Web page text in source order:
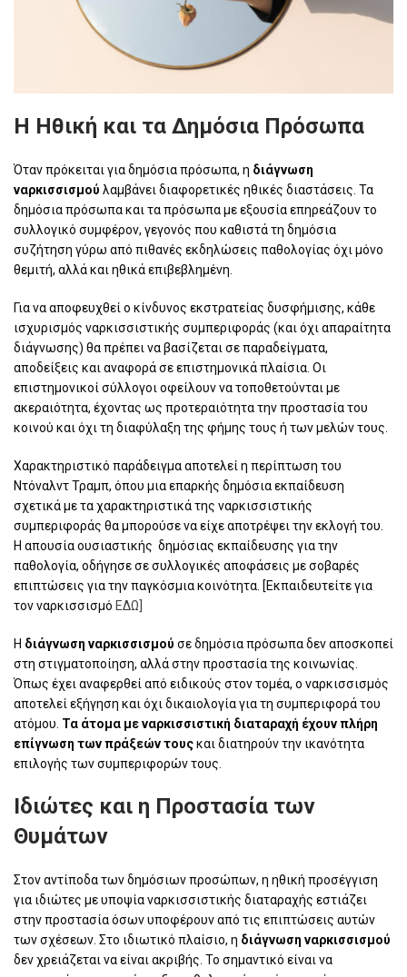
Η Ηθική και τα Δημόσια Πρόσωπα
Όταν πρόκειται για δημόσια πρόσωπα, η διάγνωση
ναρκισσισμού λαμβάνει διαφορετικές ηθικές διαστάσεις. Τα
δημόσια πρόσωπα και τα πρόσωπα με εξουσία επηρεάζουν το
συλλογικό συμφέρον, γεγονός που καθιστά τη δημόσια
συζήτηση γύρω από πιθανές εκδηλώσεις παθολογίας όχι μόνο
θεμιτή, αλλά και ηθικά επιβεβλημένη.
Για να αποφευχθεί ο κίνδυνος εκστρατείας δυσφήμισης, κάθε
ισχυρισμός ναρκισσιστικής συμπεριφοράς (και όχι απαραίτητα
διάγνωσης) θα πρέπει να βασίζεται σε παραδείγματα,
αποδείξεις και αναφορά σε επιστημονικά πλαίσια. Οι
επιστημονικοί σύλλογοι οφείλουν να τοποθετούνται με
ακεραιότητα, έχοντας ως προτεραιότητα την προστασία του
κοινού και όχι τη διαφύλαξη της φήμης τους ή των μελών τους.
Χαρακτηριστικό παράδειγμα αποτελεί η περίπτωση του
Ντόναλντ Τραμπ, όπου μια επαρκής δημόσια εκπαίδευση
σχετικά με τα χαρακτηριστικά της ναρκισσιστικής
συμπεριφοράς θα μπορούσε να είχε αποτρέψει την εκλογή του.
Η απουσία ουσιαστικής δημόσιας εκπαίδευσης για την
παθολογία, οδήγησε σε συλλογικές αποφάσεις με σοβαρές
επιπτώσεις για την παγκόσμια κοινότητα. [Εκπαιδευτείτε για
τον ναρκισσισμό ΕΔΩ]
Η διάγνωση ναρκισσισμού σε δημόσια πρόσωπα δεν αποσκοπεί
στη στιγματοποίηση, αλλά στην προστασία της κοινωνίας.
Όπως έχει αναφερθεί από ειδικούς στον τομέα, ο ναρκισσισμός
αποτελεί εξήγηση και όχι δικαιολογία για τη συμπεριφορά του
ατόμου. Τα άτομα με ναρκισσιστική διαταραχή έχουν πλήρη
επίγνωση των πράξεών τουςκαι διατηρούν την ικανότητα
επιλογής των συμπεριφορών τους.
Ιδιώτες και η Προστασία των
Θυμάτων
Στον αντίποδα των δημόσιων προσώπων, η ηθική προσέγγιση
για ιδιώτες με υποψία ναρκισσιστικής διαταραχής εστιάζει
στην προστασία όσων υποφέρουν από τις επιπτώσεις αυτών
των σχέσεων. Στο ιδιωτικό πλαίσιο, η διάγνωση ναρκισσισμού
δεν χρειάζεται να είναι ακριβής. Το σημαντικό είναι να